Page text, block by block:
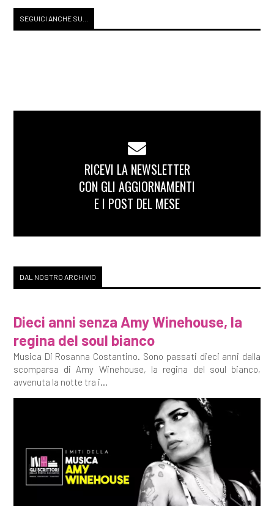
SEGUICI ANCHE SU...
RICEVI LA NEWSLETTER
CON GLI AGGIORNAMENTI
E I POST DEL MESE
DAL NOSTRO ARCHIVIO
Dieci anni senza Amy Winehouse, la
regina del soul bianco
Musica Di Rosanna Costantino. Sono passati dieci anni dalla
scomparsa di Amy Winehouse, la regina del soul bianco,
avvenuta la notte tra i...